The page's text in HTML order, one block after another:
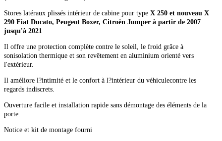
Stores latéraux plissés intérieur de cabine pour type X 250 et nouveau X
290 Fiat Ducato, Peugeot Boxer, Citroën Jumper à partir de 2007
jusqu'à 2021
Il offre une protection complète contre le soleil, le froid grâce à
sonisolation thermique et son revêtement en aluminium orienté vers
l'extérieur.
Il améliore l?intimité et le confort à l?intérieur du véhiculecontre les
regards indiscrets.
Ouverture facile et installation rapide sans démontage des éléments de la
porte.
Notice et kit de montage fourni